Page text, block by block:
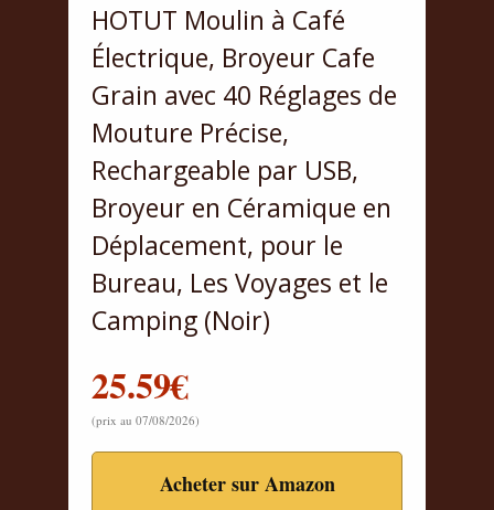
HOTUT Moulin à Café
Électrique, Broyeur Cafe
Grain avec 40 Réglages de
Mouture Précise,
Rechargeable par USB,
Broyeur en Céramique en
Déplacement, pour le
Bureau, Les Voyages et le
Camping (Noir)
25.59€
(prix au 07/08/2026)
Acheter sur Amazon